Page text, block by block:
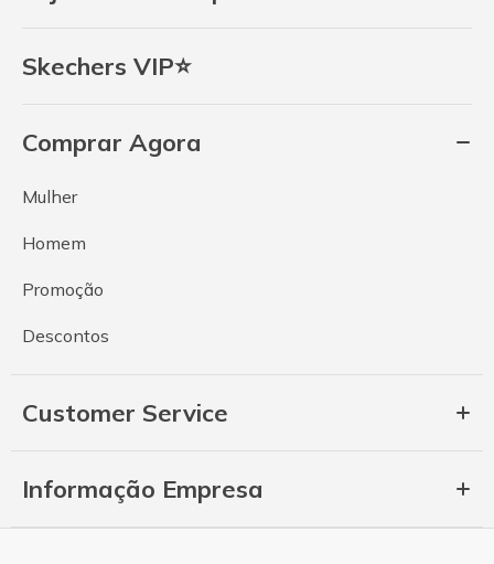
Skechers VIP⭐
Comprar Agora
Mulher
Homem
Promoção
Descontos
Customer Service
Informação Empresa